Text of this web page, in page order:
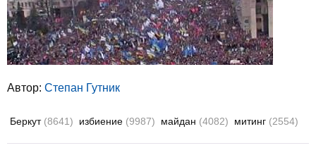
Автор: Степан Гутник
Беркут (8641) избиение (9987) майдан (4082) митинг (2554)